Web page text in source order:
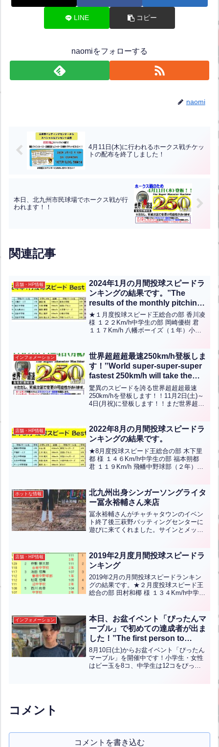
LINE コピー
naomiをフォローする
naomi
4月11日(木)に行われるホークス戦チケッ
トの配布を終了しました！
本日、北九州市民球場でホークス戦が行
われます！！
関連記事
店舗・HP情報
2024年1月の月間投球スピードラ
ンキングの結果です。”The
results of the monthly pitching
speed ranking for January 2024
are as follows.”(英中翻訳)
★１月度投球スピード王総合の部 香川凌
様 １２２Km/h中学生の部 岡崎優樹 君
１１７Km/h 八幡ボーイズ（１年）小学5-
君 ８６Kｍ/ｈ 小倉中央ス...全文はクリッ
ク
インフォメーション
世界超超超最速250km/h登板しま
す！‟World super-super-super
fastest 250km/h will take the
mound!!‟【ENG CHT KOR
JPN】
驚異のスピードを誇る世界超超超最速
250km/hを登板します！！11月2日(土)～
4日(月祝)に登板します！！まだ世界超超
250キロバスター第一号の名を刻むた
め、...全文はクリック
店舗・HP情報
2022年8月の月間投球スピードラ
ンキングの結果です。
★8月度投球スピード王総合の部 木下里
都 様 １４６Km/h中学生の部 福本朔都
君 １１９Km/h 飛幡中野球部（２年）小
北平真都 君 ８９Kｍ/ｈ 照...全文はクリ
ック
ホットな情報
北九州出身シンガーソングライタ
ー冨永裕輔さん来店
冨永裕輔さんがチャチャタウンのイベン
ト終了後三萩野バッティングセンターに
遊びに来てくれました。サインとメッセ
ました。とてもいいアルバムに仕上がっ
ていますので、皆さ...全文はクリック
店舗・HP情報
2019年2月度月間投球スピードラ
ンキング
2019年2月の月間投球スピードランキン
グの結果です。★２月度投球スピード王
総合の部 田村和椰 様 １３４Km/h中学生
Km/h 沼スポーツ少年団(６年)ラ...全文は
クリック
インフォメーション
本日、お盆イベント「ぴったんマ
ーブル」で初めての達成者が出ま
した！”The first person to
achieve success in today’s
Obon event ‘Pittan Marble’ has
emerged!”【ENG CHT KOR
8月10日(土)からお盆イベント「ぴったん
マーブル」を開催中です！小学生・女性
はビー玉を8コ、中学生は12コをぴった
コメント
コメントを書き込む